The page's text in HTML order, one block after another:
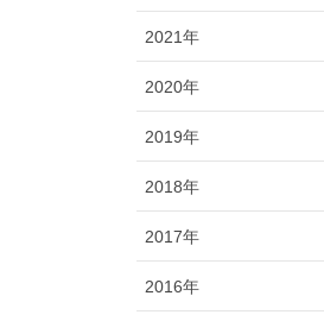
2021年
2020年
2019年
2018年
2017年
2016年